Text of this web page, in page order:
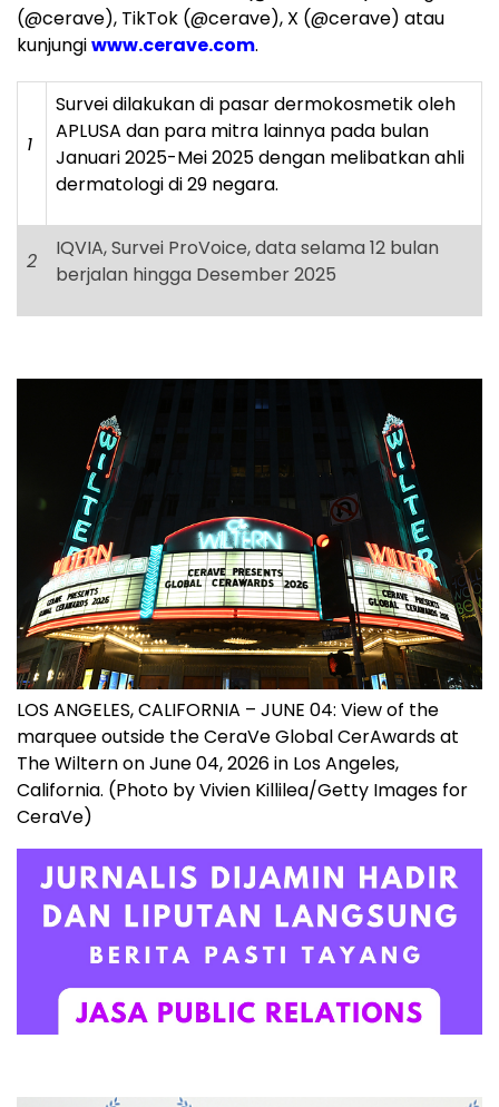
(@cerave), TikTok (@cerave), X (@cerave) atau
kunjungiwww.cerave.com.
1
Survei dilakukan di pasar dermokosmetik oleh
APLUSA dan para mitra lainnya pada bulan
Januari 2025-Mei 2025 dengan melibatkan ahli
dermatologi di 29 negara.
2
IQVIA, Survei ProVoice, data selama 12 bulan
berjalan hingga Desember 2025
LOS ANGELES, CALIFORNIA – JUNE 04: View of the
marquee outside the CeraVe Global CerAwards at
The Wiltern on June 04, 2026 in Los Angeles,
California. (Photo by Vivien Killilea/Getty Images for
CeraVe)